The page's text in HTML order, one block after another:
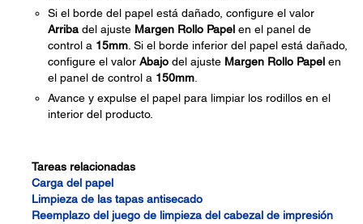
Si el borde del papel está dañado, configure el valor
Arriba del ajuste Margen Rollo Papel en el panel de
control a 15mm . Si el borde inferior del papel está dañado,
configure el valor Abajo del ajuste Margen Rollo Papel en
el panel de control a 150mm
Avance y expulse el papel para limpiar los rodillos en el
interior del producto.
Tareas relacionadas
Carga del papel
Limpieza de las tapas antisecado
Reemplazo del juego de limpieza del cabezal de impresión